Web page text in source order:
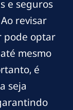
e seguros
revisar
pode optar
mesmo
é
seja